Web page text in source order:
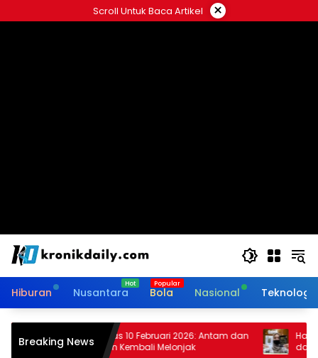
ke
Scroll Untuk Baca Artikel ×
Hiburan Nusantara Bola Nasional Teknologi
Breaking News
Harga Emas 10 Februari 2026: Antam dan
Pegadaian Kembali Melonjak
Harga
dan